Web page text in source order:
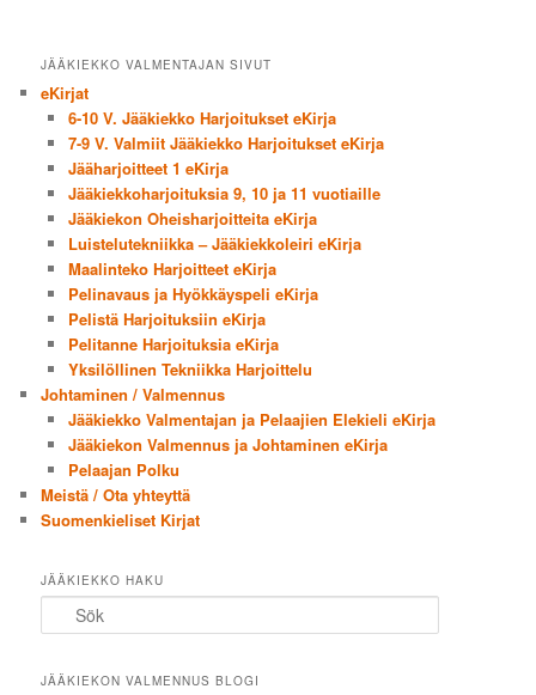
JÄÄKIEKKO VALMENTAJAN SIVUT
eKirjat
6-10 V. Jääkiekko Harjoitukset eKirja
7-9 V. Valmiit Jääkiekko Harjoitukset eKirja
Jääharjoitteet 1 eKirja
Jääkiekkoharjoituksia 9, 10 ja 11 vuotiaille
Jääkiekon Oheisharjoitteita eKirja
Luistelutekniikka – Jääkiekkoleiri eKirja
Maalinteko Harjoitteet eKirja
Pelinavaus ja Hyökkäyspeli eKirja
Pelistä Harjoituksiin eKirja
Pelitanne Harjoituksia eKirja
Yksilöllinen Tekniikka Harjoittelu
Johtaminen / Valmennus
Jääkiekko Valmentajan ja Pelaajien Elekieli eKirja
Jääkiekon Valmennus ja Johtaminen eKirja
Pelaajan Polku
Meistä / Ota yhteyttä
Suomenkieliset Kirjat
JÄÄKIEKKO HAKU
JÄÄKIEKON VALMENNUS BLOGI